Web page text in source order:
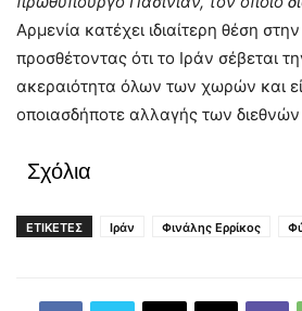
Αρμενία κατέχει ιδιαίτερη θέση
προσθέτοντας ότι το Ιράν σέβεται
ακεραιότητα όλων των χωρών και
οποιασδήποτε αλλαγής των
Σχόλια
ΕΤΙΚΕΤΕΣ Ιράν Φινάλης Ερρίκος